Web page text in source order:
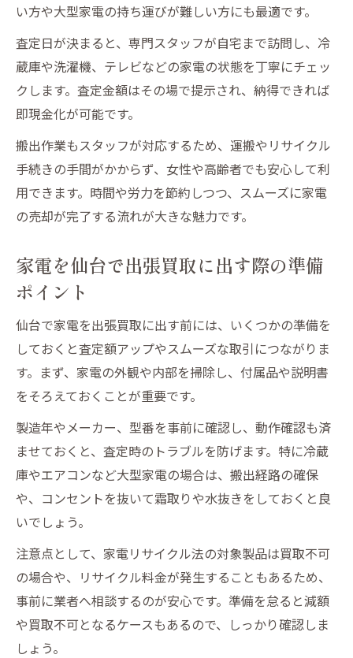
い方や大型家電の持ち運びが難しい方にも最適です。
査定日が決まると、専門スタッフが自宅まで訪問し、冷
蔵庫や洗濯機、テレビなどの家電の状態を丁寧にチェッ
クします。査定金額はその場で提示され、納得できれば
即現金化が可能です。
搬出作業もスタッフが対応するため、運搬やリサイクル
手続きの手間がかからず、女性や高齢者でも安心して利
用できます。時間や労力を節約しつつ、スムーズに家電
の売却が完了する流れが大きな魅力です。
家電を仙台で出張買取に出す際の準備
ポイント
仙台で家電を出張買取に出す前には、いくつかの準備を
しておくと査定額アップやスムーズな取引につながりま
す。まず、家電の外観や内部を掃除し、付属品や説明書
をそろえておくことが重要です。
製造年やメーカー、型番を事前に確認し、動作確認も済
ませておくと、査定時のトラブルを防げます。特に冷蔵
庫やエアコンなど大型家電の場合は、搬出経路の確保
や、コンセントを抜いて霜取りや水抜きをしておくと良
いでしょう。
注意点として、家電リサイクル法の対象製品は買取不可
の場合や、リサイクル料金が発生することもあるため、
事前に業者へ相談するのが安心です。準備を怠ると減額
や買取不可となるケースもあるので、しっかり確認しま
しょう。